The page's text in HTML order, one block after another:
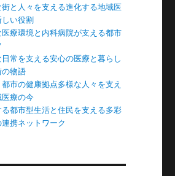
と人々を支える進化する地域医
い役割
療環境と内科病院が支える都市
常を支える安心の医療と暮らし
物語
市の健康拠点多様な人々を支え
療の今
都市型生活と住民を支える多彩
携ネットワーク